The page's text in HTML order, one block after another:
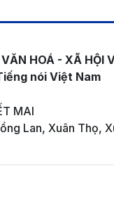
HOÁ - XÃ HỘI
nói Việt Nam
MAI
Lan, Xuân Thọ,